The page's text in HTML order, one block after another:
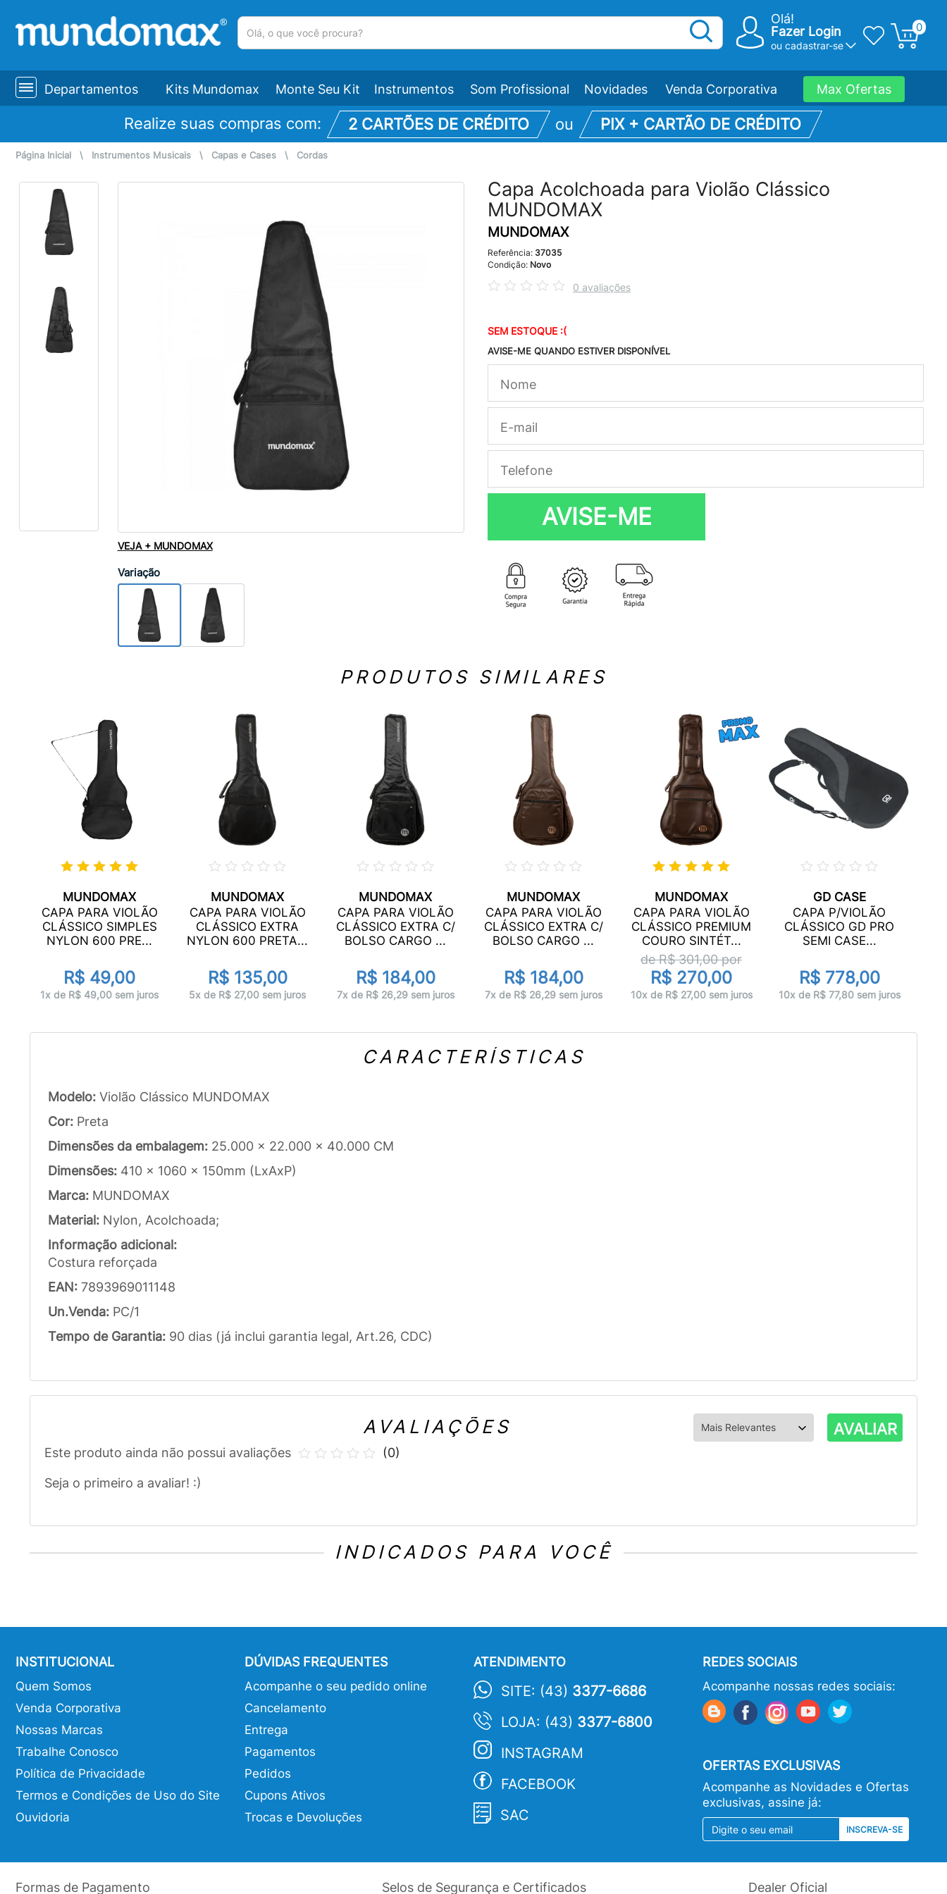
Olá!
Fazer Login
ou cadastrar-se
0
Departamentos Kits Mundomax Monte Seu Kit Instrumentos Som Profissional Novidades Venda Corporativa Max Ofertas
Realize suas compras com: 2 CARTÕES DE CRÉDITO ou PIX + CARTÃO DE CRÉDITO
Página Inicial \ Instrumentos Musicais \ Capas e Cases \ Cordas
VEJA + MUNDOMAX
Variação
Capa Acolchoada para Violão Clássico
MUNDOMAX
MUNDOMAX
Referência: 37035
Condição: Novo
0 avaliações
SEM ESTOQUE :(
AVISE-ME QUANDO ESTIVER DISPONÍVEL
AVISE-ME
PRODUTOS SIMILARES
MUNDOMAX
CAPA PARA VIOLÃO
CLÁSSICO SIMPLES
NYLON 600 PRE...
R$ 49,00
1x de R$ 49,00 sem juros
MUNDOMAX
CAPA PARA VIOLÃO
CLÁSSICO EXTRA
NYLON 600 PRETA...
R$ 135,00
5x de R$ 27,00 sem juros
MUNDOMAX
CAPA PARA VIOLÃO
CLÁSSICO EXTRA C/
BOLSO CARGO ...
R$ 184,00
7x de R$ 26,29 sem juros
MUNDOMAX
CAPA PARA VIOLÃO
CLÁSSICO EXTRA C/
BOLSO CARGO ...
R$ 184,00
7x de R$ 26,29 sem juros
MUNDOMAX
CAPA PARA VIOLÃO
CLÁSSICO PREMIUM
COURO SINTÉT...
de R$301,00por
R$ 270,00
10x de R$ 27,00 sem juros
GD CASE
CAPA P/VIOLÃO
CLÁSSICO GD PRO
SEMI CASE...
R$ 778,00
10x de R$ 77,80 sem juros
CARACTERÍSTICAS
Modelo: Violão Clássico MUNDOMAX
Cor: Preta
Dimensões da embalagem: 25.000 x 22.000 x 40.000 CM
Dimensões: 410 x 1060 x 150mm (LxAxP)
Marca: MUNDOMAX
Material: Nylon, Acolchoada;
Informação adicional:
Costura reforçada
EAN: 7893969011148
Un.Venda: PC/1
Tempo de Garantia: 90 dias (já inclui garantia legal, Art.26, CDC)
AVALIAÇÕES AVALIAR
Este produto ainda não possui avaliações
Seja o primeiro a avaliar! :)
(0)
INDICADOS PARA VOCÊ
INSTITUCIONAL
Quem Somos
Venda Corporativa
Nossas Marcas
Trabalhe Conosco
Política de Privacidade
Termos e Condições de Uso do Site
Ouvidoria
DÚVIDAS FREQUENTES
Acompanhe o seu pedido online
Cancelamento
Entrega
Pagamentos
Pedidos
Cupons Ativos
Trocas e Devoluções
ATENDIMENTO
SITE: (43) 3377-6686
LOJA: (43) 3377-6800
INSTAGRAM
FACEBOOK
SAC
REDES SOCIAIS
Acompanhe nossas redes sociais:
OFERTAS EXCLUSIVAS
Acompanhe as Novidades e Ofertas
exclusivas, assine já:
INSCREVA-SE
Formas de Pagamento Selos de Segurança e Certificados Dealer Oficial